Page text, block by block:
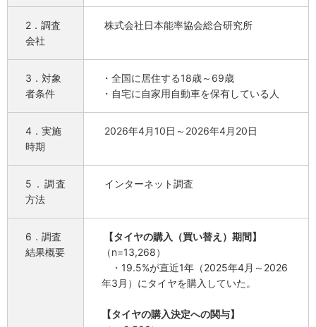
2．調査
会社
株式会社日本能率協会総合研究所
3．対象
者条件
・全国に居住する18歳～69歳
・自宅に自家用自動車を保有している人
4．実施
時期
2026年4月10日～2026年4月20日
5．調査
方法
インターネット調査
6．調査
結果概要
【タイヤの購入（買い替え）期間】
（n=13,268）
・19.5%が直近1年（2025年4月～2026
年3月）にタイヤを購入していた。
【タイヤの購入決定への関与】